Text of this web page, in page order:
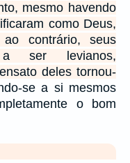
mesmo havendo
como Deus,
contrário, seus
a ser levianos,
deles tornou-
se a si mesmos
o bom